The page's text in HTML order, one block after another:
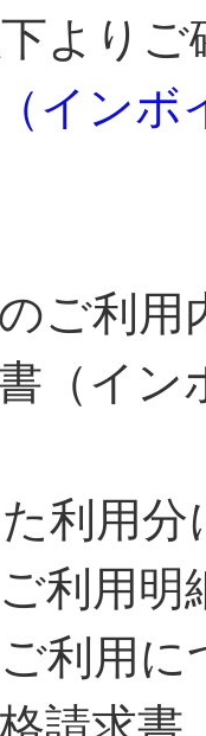
より
インボ
ご利用
（イ
利用分
利用
利用